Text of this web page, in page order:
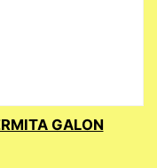
GALON